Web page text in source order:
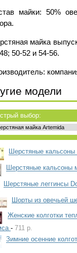
майки: 50%
майка
50-52 и 54-56.
модели
выбор:
Шерстяные кальсоны
Шерстяные кальсоны
Шерстяные леггинсы
Шорты из овечьей
Женские колготки
- 711 р.
Зимние осенние